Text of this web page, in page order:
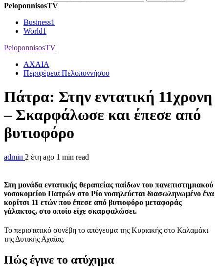
PeloponnisosTV
Business1
World1
PeloponnisosTV
ΑΧΑΙΑ
Περιφέρεια Πελοποννήσου
Πάτρα: Στην εντατική 11χρονη
– Σκαρφάλωσε και έπεσε από
βυτιοφόρο
admin 2 έτη ago 1 min read
Στη μονάδα εντατικής θεραπείας παίδων του πανεπιστημιακού
νοσοκομείου Πατρών στο Ρίο νοσηλεύεται διασωληνωμένο ένα
κορίτσι 11 ετών που έπεσε από βυτιοφόρο μεταφοράς
γάλακτος, στο οποίο είχε σκαρφαλώσει.
Το περιστατικό συνέβη το απόγευμα της Κυριακής στο Καλαμάκι
της Δυτικής Αχαΐας.
Πώς έγινε το ατύχημα